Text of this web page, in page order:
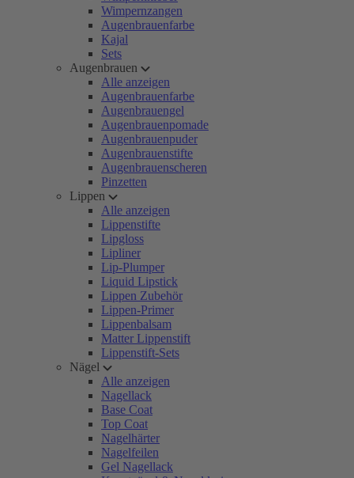
Wimpernzangen
Augenbrauenfarbe
Kajal
Sets
Augenbrauen
Alle anzeigen
Augenbrauenfarbe
Augenbrauengel
Augenbrauenpomade
Augenbrauenpuder
Augenbrauenstifte
Augenbrauenscheren
Pinzetten
Lippen
Alle anzeigen
Lippenstifte
Lipgloss
Lipliner
Lip-Plumper
Liquid Lipstick
Lippen Zubehör
Lippen-Primer
Lippenbalsam
Matter Lippenstift
Lippenstift-Sets
Nägel
Alle anzeigen
Nagellack
Base Coat
Top Coat
Nagelhärter
Nagelfeilen
Gel Nagellack